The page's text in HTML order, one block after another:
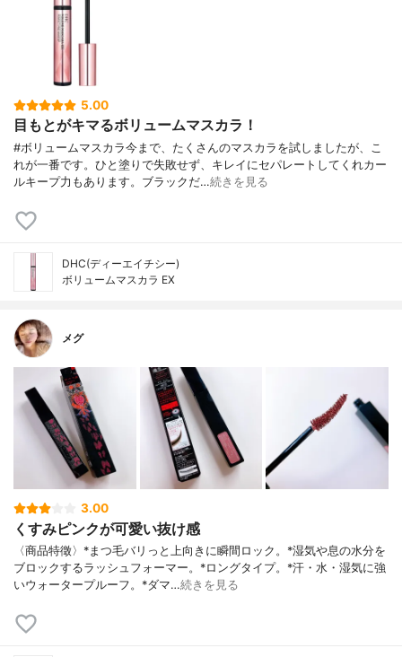
5.00
目もとがキマるボリュームマスカラ！
#ボリュームマスカラ今まで、たくさんのマスカラを試しましたが、こ
れが一番です。ひと塗りで失敗せず、キレイにセパレートしてくれカー
ルキープ力もあります。ブラックだ…続きを見る
DHC(ディーエイチシー)
ボリュームマスカラ EX
メグ
3.00
くすみピンクが可愛い抜け感
〈商品特徵〉*まつ毛バリっと上向きに瞬間ロック。*湿気や息の水分を
ブロックするラッシュフォーマー。*ロングタイプ。*汗・水・湿気に強
いウォータープルーフ。*ダマ…続きを見る